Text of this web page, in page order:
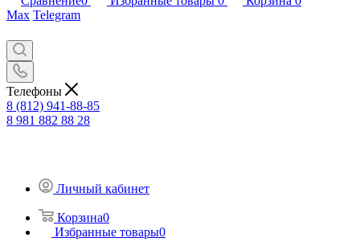
Max Telegram
Телефоны
8 (812) 941-88-85
8 981 882 88 28
Личный кабинет
Корзина0
Избранные товары0